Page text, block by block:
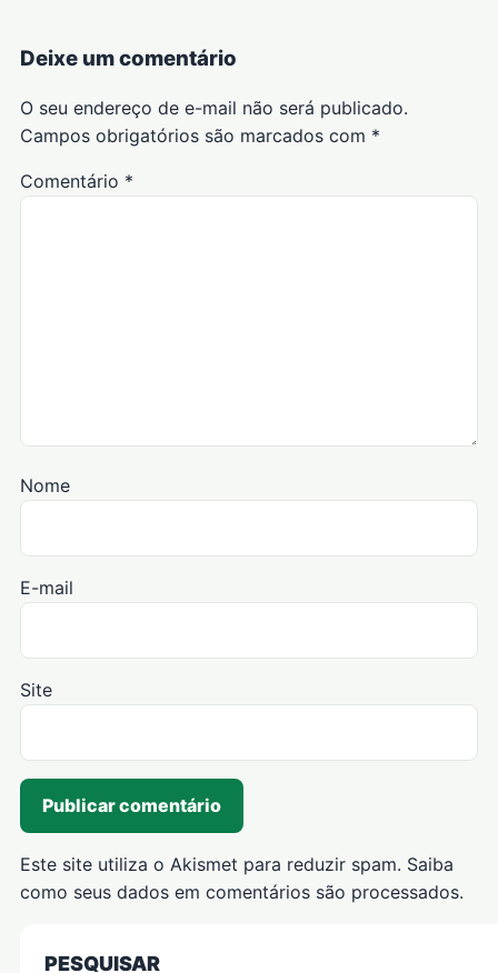
Deixe um comentário
O seu endereço de e-mail não será publicado.
Campos obrigatórios são marcados com *
Comentário *
Nome
E-mail
Site
Este site utiliza o Akismet para reduzir spam. Saiba
como seus dados em comentários são processados.
PESQUISAR